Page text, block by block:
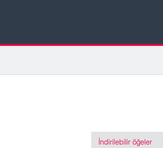
İndirilebilir öğeler